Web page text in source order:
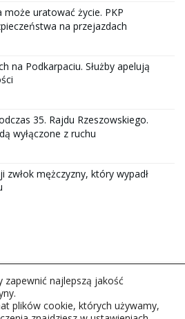
może uratować życie. PKP
na przejazdach
na Podkarpaciu. Służby apelują
35. Rajdu Rzeszowskiego.
wyłączone z ruchu
zwłok mężczyzny, który wypadł
zapewnić najlepszą jakość
plików cookie, których używamy,